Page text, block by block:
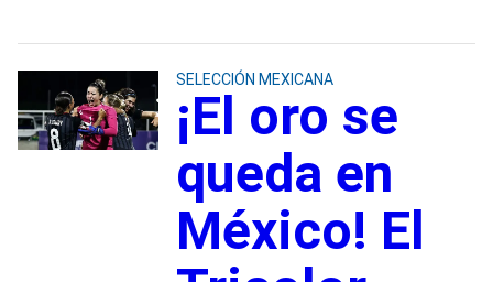
SELECCIÓN MEXICANA
¡El oro se
queda en
México! El